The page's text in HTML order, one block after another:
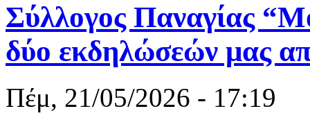
Σύλλογος Παναγίας
δύο εκδηλώσεών μας
Πέμ, 21/05/2026 - 17:19